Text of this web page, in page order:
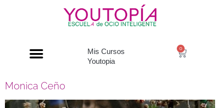
Mis Cursos
Youtopia
0
Monica Ceño